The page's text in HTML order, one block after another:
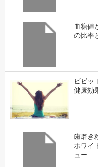
血糖値
の比率
ビビッ
健康効
歯磨き
ホワイ
ュー